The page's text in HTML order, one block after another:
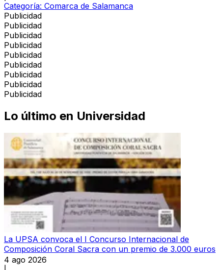
Categoría: Comarca de Salamanca
Publicidad
Publicidad
Publicidad
Publicidad
Publicidad
Publicidad
Publicidad
Publicidad
Publicidad
Lo último en Universidad
La UPSA convoca el I Concurso Internacional de
Composición Coral Sacra con un premio de 3.000 euros
4 ago 2026